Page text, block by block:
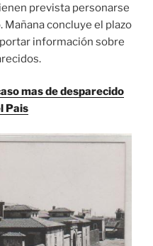
prevista personarse
Mañana concluye el plazo
información sobre
mas de desparecido
Pais